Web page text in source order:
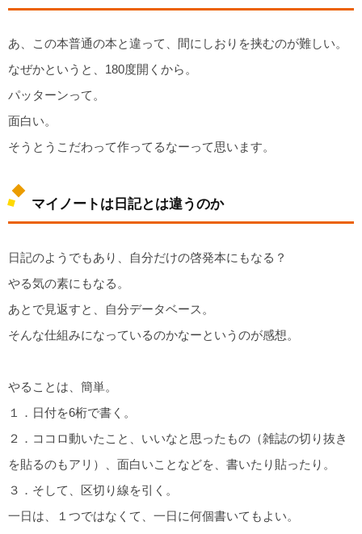
あ、この本普通の本と違って、間にしおりを挟むのが難しい。
なぜかというと、180度開くから。
パッターンって。
面白い。
そうとうこだわって作ってるなーって思います。
マイノートは日記とは違うのか
日記のようでもあり、自分だけの啓発本にもなる？
やる気の素にもなる。
あとで見返すと、自分データベース。
そんな仕組みになっているのかなーというのが感想。
やることは、簡単。
１．日付を6桁で書く。
２．ココロ動いたこと、いいなと思ったもの（雑誌の切り抜き
を貼るのもアリ）、面白いことなどを、書いたり貼ったり。
３．そして、区切り線を引く。
一日は、１つではなくて、一日に何個書いてもよい。